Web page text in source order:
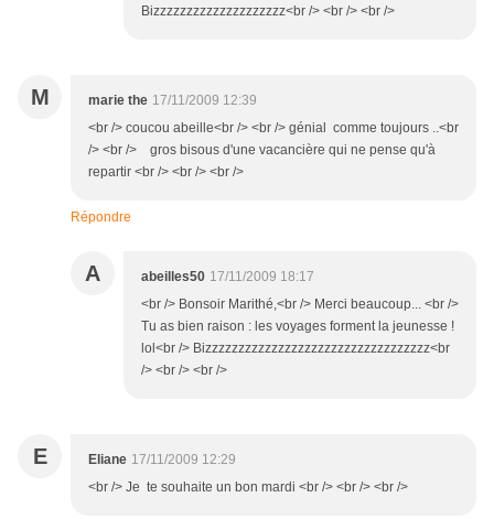
Bizzzzzzzzzzzzzzzzzzzz<br /> <br /> <br />
M marie the 17/11/2009 12:39
<br /> coucou abeille<br /> <br /> génial comme toujours ..<br
/> <br /> gros bisous d'une vacancière qui ne pense qu'à
repartir <br /> <br /> <br />
Répondre
A abeilles50 17/11/2009 18:17
<br /> Bonsoir Marithé,<br /> Merci beaucoup... <br />
Tu as bien raison : les voyages forment la jeunesse !
lol<br /> Bizzzzzzzzzzzzzzzzzzzzzzzzzzzzzzzzzz<br
/> <br /> <br />
E Eliane 17/11/2009 12:29
<br /> Je te souhaite un bon mardi <br /> <br /> <br />